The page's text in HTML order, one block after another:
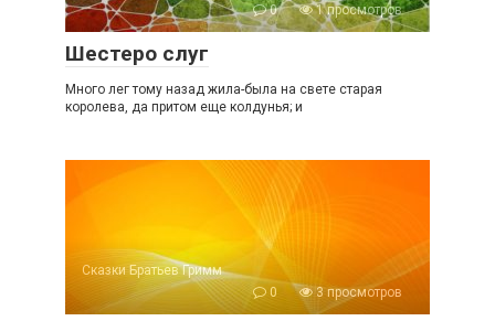
0
1 просмотров
Шестеро слуг
Много лег тому назад жила-была на свете старая
королева, да притом еще колдунья; и
Сказки Братьев Гримм
0
3 просмотров